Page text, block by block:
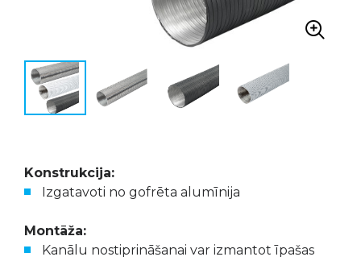
Konstrukcija:
Izgatavoti no gofrēta alumīnija
Montāža:
Kanālu nostiprināšanai var izmantot īpašas